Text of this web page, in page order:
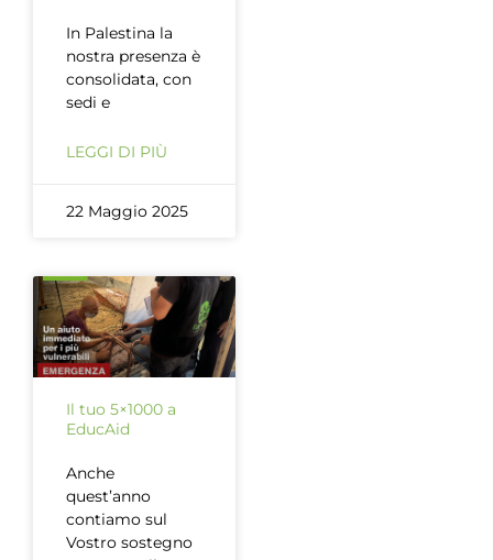
In Palestina la
nostra presenza è
consolidata, con
sedi e
LEGGI DI PIÙ
22 Maggio 2025
Il tuo 5×1000 a
EducAid
Anche
quest’anno
contiamo sul
Vostro sostegno